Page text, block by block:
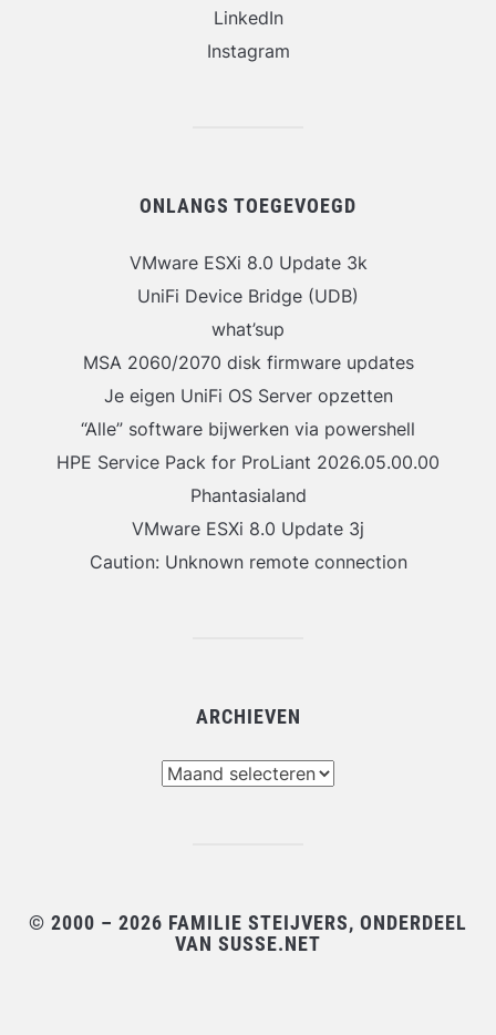
LinkedIn
Instagram
ONLANGS TOEGEVOEGD
VMware ESXi 8.0 Update 3k
UniFi Device Bridge (UDB)
what’sup
MSA 2060/2070 disk firmware updates
Je eigen UniFi OS Server opzetten
“Alle” software bijwerken via powershell
HPE Service Pack for ProLiant 2026.05.00.00
Phantasialand
VMware ESXi 8.0 Update 3j
Caution: Unknown remote connection
ARCHIEVEN
© 2000 – 2026 FAMILIE STEIJVERS, ONDERDEEL
VAN SUSSE.NET